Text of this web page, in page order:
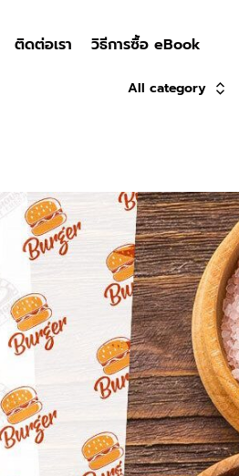
ติดต่อเรา วิธีการซื้อ eBook
All category